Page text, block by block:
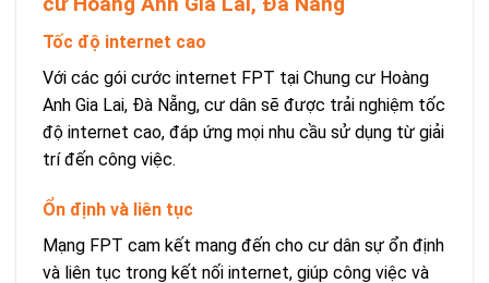
Tốc độ internet cao
Với các gói cước internet FPT tại Chung cư Hoàng
Anh Gia Lai, Đà Nẵng, cư dân sẽ được trải nghiệm tốc
độ internet cao, đáp ứng mọi nhu cầu sử dụng từ giải
trí đến công việc.
Ổn định và liên tục
Mạng FPT cam kết mang đến cho cư dân sự ổn định
và liên tục trong kết nối internet, giúp công việc và